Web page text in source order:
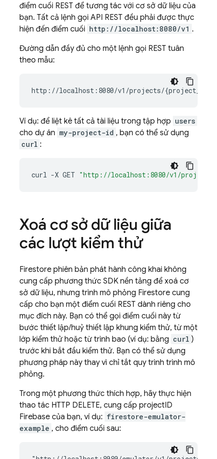
điểm cuối REST để tương tác với cơ sở dữ liệu của
bạn. Tất cả lệnh gọi API REST đều phải được thực
hiện đến điểm cuối http://localhost:8080/v1 .
Đường dẫn đầy đủ cho một lệnh gọi REST tuân
theo mẫu:
http://localhost:8080/v1/projects/{project_id
Ví dụ: để liệt kê tất cả tài liệu trong tập hợp users
cho dự án my-project-id , bạn có thể sử dụng
curl :
curl -X GET "http://localhost:8080/v1/projects/
Xoá cơ sở dữ liệu giữa
các lượt kiểm thử
Firestore phiên bản phát hành công khai không
cung cấp phương thức SDK nền tảng để xoá cơ
sở dữ liệu, nhưng trình mô phỏng Firestore cung
cấp cho bạn một điểm cuối REST dành riêng cho
mục đích này. Bạn có thể gọi điểm cuối này từ
bước thiết lập/huỷ thiết lập khung kiểm thử, từ một
lớp kiểm thử hoặc từ trình bao (ví dụ: bằng curl )
trước khi bắt đầu kiểm thử. Bạn có thể sử dụng
phương pháp này thay vì chỉ tắt quy trình trình mô
phỏng.
Trong một phương thức thích hợp, hãy thực hiện
thao tác HTTP DELETE, cung cấp projectID
Firebase của bạn, ví dụ: firestore-emulator-
example , cho điểm cuối sau: